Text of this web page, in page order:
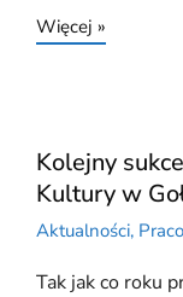
Więcej »
Kolejny
Kultury w
Aktualności,
Tak jak co roku